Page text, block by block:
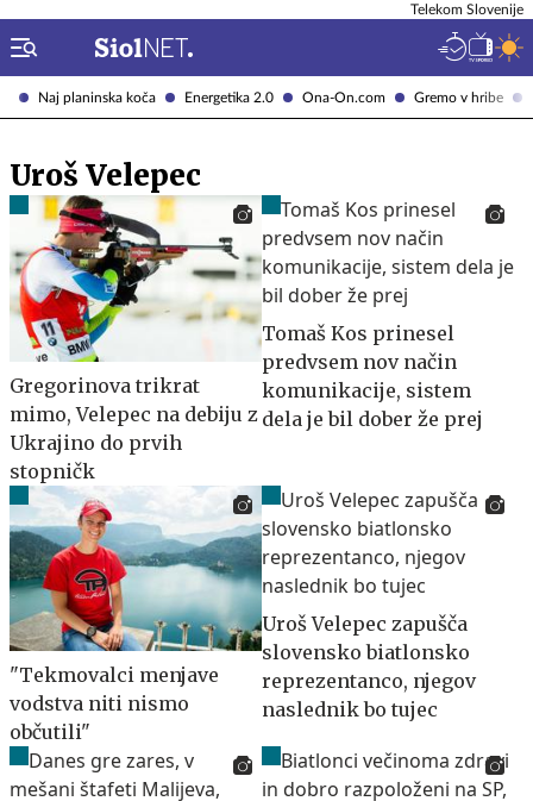
Naj planinska koča Energetika 2.0 Ona-On.com Gremo v hribe
Telekom Slovenije
Uroš Velepec
Gregorinova trikrat
mimo, Velepec na debiju z
Ukrajino do prvih
stopničk
Tomaš Kos prinesel
predvsem nov način
komunikacije, sistem
dela je bil dober že prej
"Tekmovalci menjave
vodstva niti nismo
občutili"
Uroš Velepec zapušča
slovensko biatlonsko
reprezentanco, njegov
naslednik bo tujec